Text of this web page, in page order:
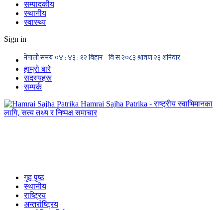
सम्पादकीय
स्थानीय
स्वास्थ्य
Sign in
हाम्रो बारे
सदस्यहरू
सम्पर्क
Hamrai Sajha Patrika - राष्ट्रीय स्वाभिमानका
लागि, सत्य तथ्य र निष्पक्ष समाचार
गृह पृष्ठ
स्थानीय
राष्ट्रिय
अन्तर्राष्ट्रिय